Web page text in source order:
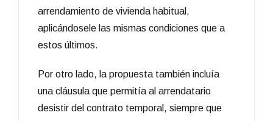
arrendamiento de vivienda habitual,
aplicándosele las mismas condiciones que a
estos últimos.
Por otro lado, la propuesta también incluía
una cláusula que permitía al arrendatario
desistir del contrato temporal, siempre que